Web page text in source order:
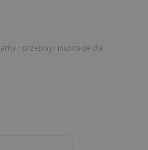
- przepisy i inspiracje dla